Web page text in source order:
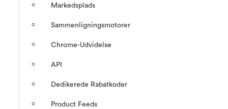
Markedsplads
Sammenligningsmotorer
Chrome-Udvidelse
API
Dedikerede Rabatkoder
Product Feeds